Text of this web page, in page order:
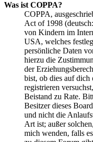
Was ist COPPA?
COPPA,
Act of 1998
von Kindern im
USA, welches
persönliche Daten
hierzu die
der
bist, ob dies auf dich
registrieren
Beistand zu Rate.
Besitzer dieses
und nicht die
Art ist; außer
mich wenden, falls